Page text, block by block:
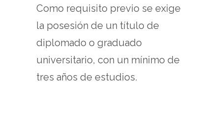
Como requisito previo se exige
la posesión de un título de
diplomado o graduado
universitario, con un mínimo de
tres años de estudios.